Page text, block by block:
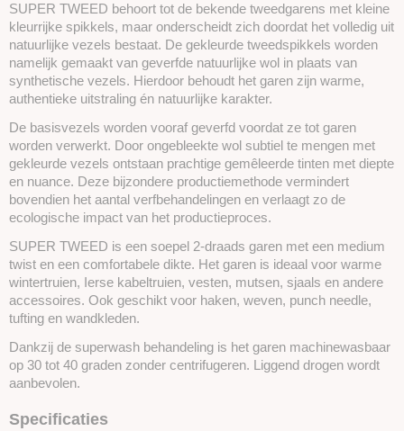
SUPER TWEED behoort tot de bekende tweedgarens met kleine
kleurrijke spikkels, maar onderscheidt zich doordat het volledig uit
natuurlijke vezels bestaat. De gekleurde tweedspikkels worden
namelijk gemaakt van geverfde natuurlijke wol in plaats van
synthetische vezels. Hierdoor behoudt het garen zijn warme,
authentieke uitstraling én natuurlijke karakter.
De basisvezels worden vooraf geverfd voordat ze tot garen
worden verwerkt. Door ongebleekte wol subtiel te mengen met
gekleurde vezels ontstaan prachtige gemêleerde tinten met diepte
en nuance. Deze bijzondere productiemethode vermindert
bovendien het aantal verfbehandelingen en verlaagt zo de
ecologische impact van het productieproces.
SUPER TWEED is een soepel 2-draads garen met een medium
twist en een comfortabele dikte. Het garen is ideaal voor warme
wintertruien, Ierse kabeltruien, vesten, mutsen, sjaals en andere
accessoires. Ook geschikt voor haken, weven, punch needle,
tufting en wandkleden.
Dankzij de superwash behandeling is het garen machinewasbaar
op 30 tot 40 graden zonder centrifugeren. Liggend drogen wordt
aanbevolen.
Specificaties